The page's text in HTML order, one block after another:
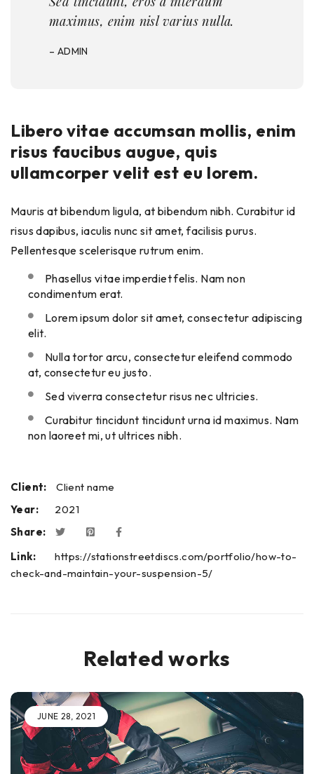
maximus, enim nisl varius nulla.
– ADMIN
Libero vitae accumsan mollis, enim
risus faucibus augue, quis
ullamcorper velit est eu lorem.
Mauris at bibendum ligula, at bibendum nibh. Curabitur id
risus dapibus, iaculis nunc sit amet, facilisis purus.
Pellentesque scelerisque rutrum enim.
Phasellus vitae imperdiet felis. Nam non
condimentum erat.
Lorem ipsum dolor sit amet, consectetur adipiscing
elit.
Nulla tortor arcu, consectetur eleifend commodo
at, consectetur eu justo.
Sed viverra consectetur risus nec ultricies.
Curabitur tincidunt tincidunt urna id maximus. Nam
non laoreet mi, ut ultrices nibh.
Client:
Client name
Year:
2021
Share:
Link:
https://stationstreetdiscs.com/portfolio/how-to-
check-and-maintain-your-suspension-5/
Related works
JUNE 28, 2021